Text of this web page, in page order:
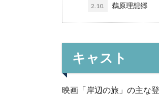
2.10. 鵜原理想郷
キャスト
映画「岸辺の旅」の主な